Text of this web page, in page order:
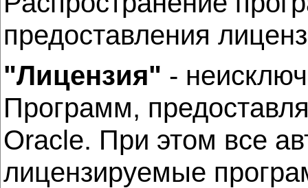
предоставления
"Лицензия" -
Программ,
Oracle. При этом все
лицензируемые